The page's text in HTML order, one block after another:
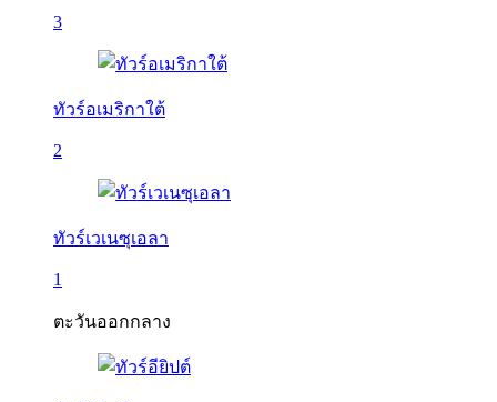
3
ทัวร์อเมริกาใต้
2
ทัวร์เวเนซุเอลา
1
ตะวันออกกลาง